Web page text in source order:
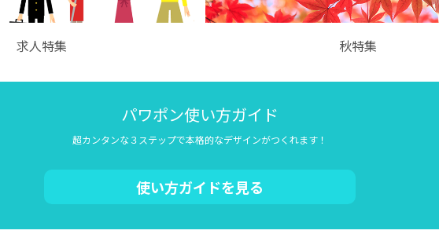
求人特集 秋特集
パワポン使い方ガイド
超カンタンな３ステップで本格的なデザインがつくれます！
使い方ガイドを見る